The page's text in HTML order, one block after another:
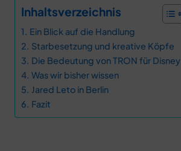
Inhaltsverzeichnis
Ein Blick auf die Handlung
Starbesetzung und kreative Köpfe
Die Bedeutung von TRON für Disney
Was wir bisher wissen
Jared Leto in Berlin
Fazit